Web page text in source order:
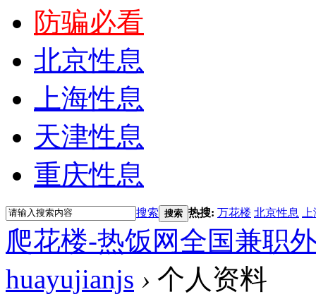
防骗必看
北京性息
上海性息
天津性息
重庆性息
搜索 搜索 热搜: 万花楼 北京性息
爬花楼-热饭网全国兼职
huayujianjs › 个人资料